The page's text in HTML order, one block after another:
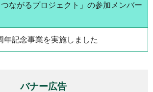
ながるプロジェクト」の参加メンバー
年記念事業を実施しました
バナー広告